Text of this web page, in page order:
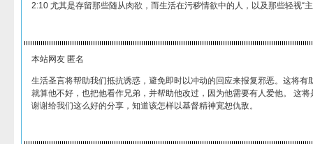
2:10 尤其是存留那些随从肉欲，而生活在污秽情欲中的人，以及那些轻视“
本站网友 匿名
生活圣言将帮助我们抵抗诱惑，避免即时以冲动的回应来报复邪恶。这将有
就算他不好，也把他看作兄弟，并帮助他改过，因为他需要有人爱他。 这将
谢谢给我们这么好的分享，知道该怎样以基督精神宽恕仇敌。